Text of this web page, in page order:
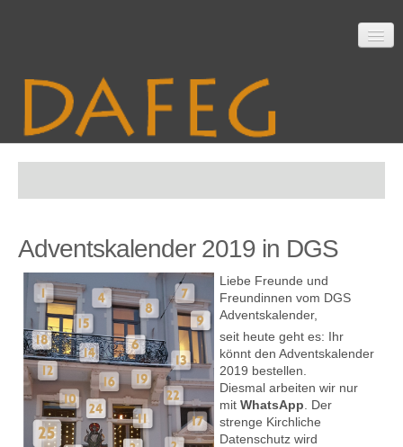
Mitarbeit
Material
Themen
Adventskalender 2019 in DGS
Liebe Freunde und
Freundinnen vom DGS
Adventskalender,
seit heute geht es: Ihr
könnt den Adventskalender
2019 bestellen.
Diesmal arbeiten wir nur
mit WhatsApp . Der
strenge Kirchliche
Datenschutz wird